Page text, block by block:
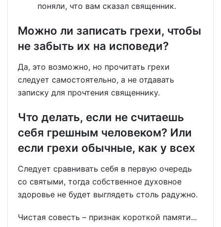
поняли, что вам сказал священник.
Можно ли записать грехи, чтобы
не забыть их на исповеди?
Да, это возможно, но прочитать грехи
следует самостоятельно, а не отдавать
записку для прочтения священнику.
Что делать, если не считаешь
себя грешным человеком? Или
если грехи обычные, как у всех
Следует сравнивать себя в первую очередь
со святыми, тогда собственное духовное
здоровье не будет выглядеть столь радужно.
Чистая совесть – признак короткой памяти...